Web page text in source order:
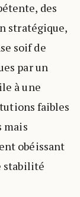
des
stratégique,
soif de
par un
à une
faibles
mais
obéissant
stabilité